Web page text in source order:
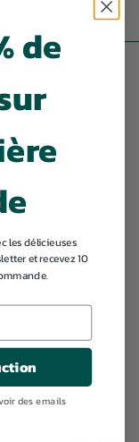
de
les délicieuses
et recevez 10
des emails